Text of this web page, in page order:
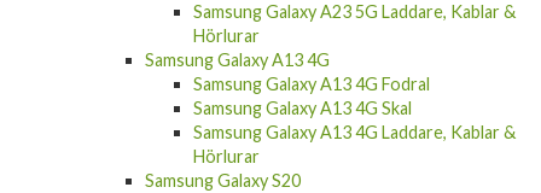
Samsung Galaxy A23 5G Laddare, Kablar &
Hörlurar
Samsung Galaxy A13 4G
Samsung Galaxy A13 4G Fodral
Samsung Galaxy A13 4G Skal
Samsung Galaxy A13 4G Laddare, Kablar &
Hörlurar
Samsung Galaxy S20